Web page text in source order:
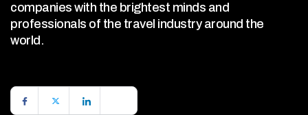
companies with the brightest minds and
professionals of the travel industry around the
world.